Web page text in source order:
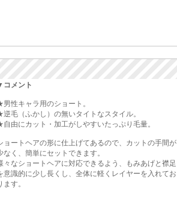
コメント
性キャラ用のショート。
毛（ふかし）の無いタイトなスタイル。
由にカット・加工がしやすいたっぷり毛量。
ョートヘアの形に仕上げてあるので、カットの手間が
なく、簡単にセットできます。
々なショートヘアに対応できるよう、もみあげと襟足
意識的に少し長くし、全体に軽くレイヤーを入れてお
ます。